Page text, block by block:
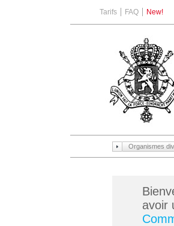
Tarifs FAQ New!
Organismes
avoir